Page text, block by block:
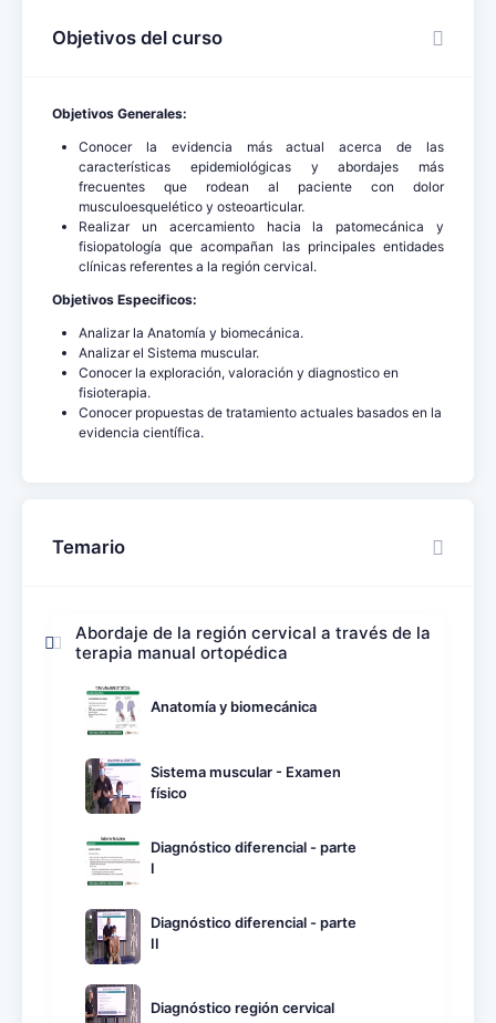
Objetivos del curso
Objetivos Generales:
Conocer la evidencia más actual acerca de las
características epidemiológicas y abordajes más
frecuentes que rodean al paciente con dolor
musculoesquelético y osteoarticular.
Realizar un acercamiento hacia la patomecánica y
fisiopatología que acompañan las principales entidades
clínicas referentes a la región cervical.
Objetivos Especificos:
Analizar la Anatomía y biomecánica.
Analizar el Sistema muscular.
Conocer la exploración, valoración y diagnostico en
fisioterapia.
Conocer propuestas de tratamiento actuales basados en la
evidencia científica.
Temario
Abordaje de la región cervical a través de la
terapia manual ortopédica
Anatomía y biomecánica
Sistema muscular - Examen
físico
Diagnóstico diferencial - parte
I
Diagnóstico diferencial - parte
II
Diagnóstico región cervical